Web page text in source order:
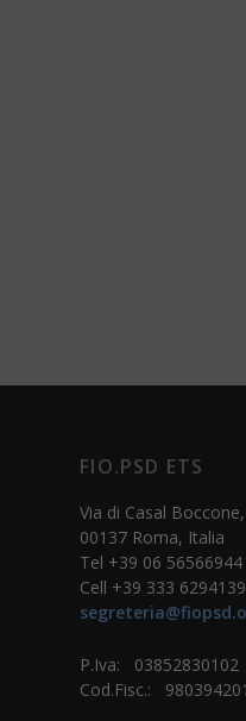
FIO.PSD ETS
Via di Casal
00137 Roma, Italia
Tel +39 06
Cell +39 333 6294139
P.Iva: 03852830102
Cod.Fisc.: